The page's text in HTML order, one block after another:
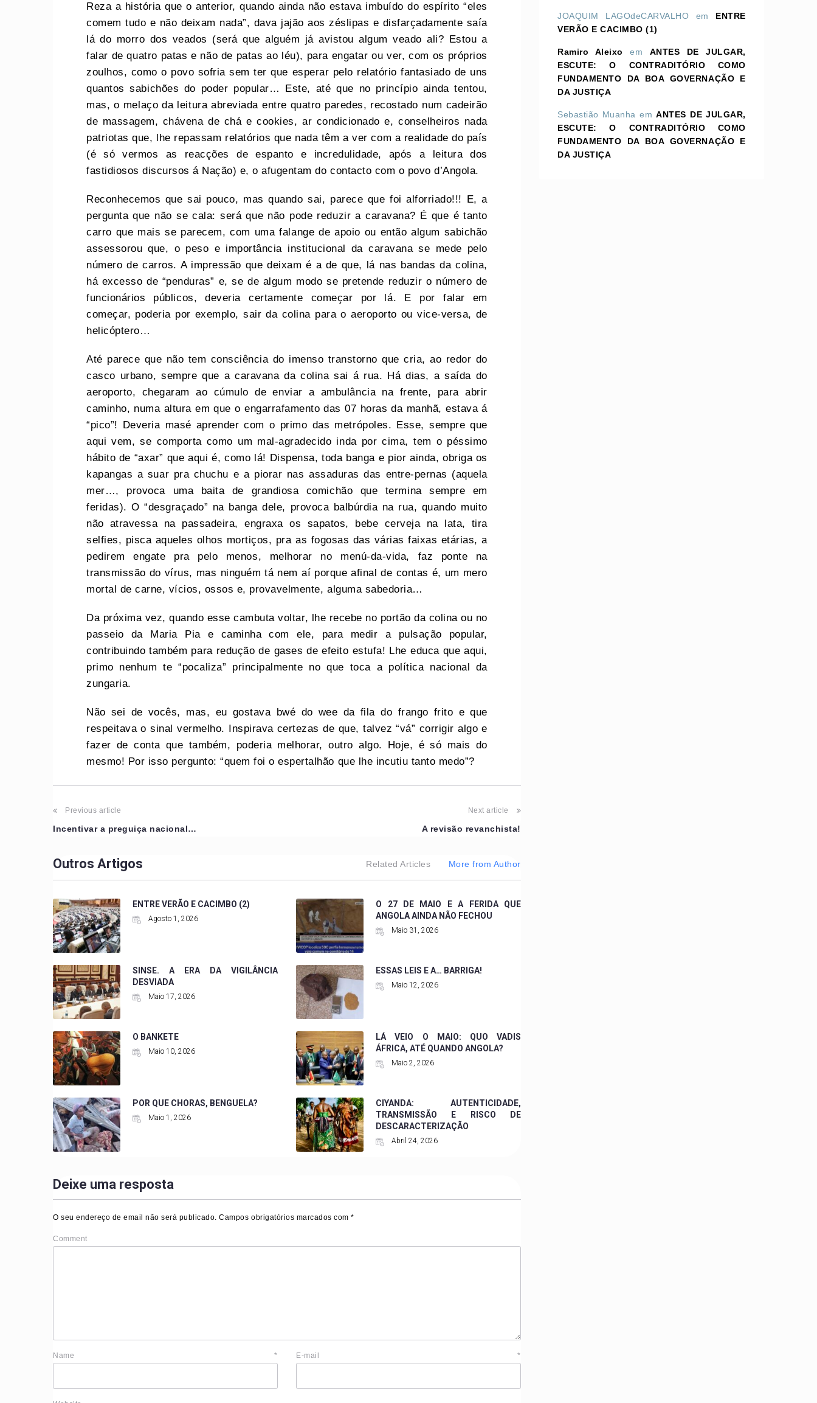
Reza a história que o anterior, quando ainda não estava imbuído do espírito “eles
comem tudo e não deixam nada”, dava jajão aos zéslipas e disfarçadamente saía
lá do morro dos veados (será que alguém já avistou algum veado ali? Estou a
falar de quatro patas e não de patas ao léu), para engatar ou ver, com os próprios
zoulhos, como o povo sofria sem ter que esperar pelo relatório fantasiado de uns
quantos sabichões do poder popular… Este, até que no princípio ainda tentou,
mas, o melaço da leitura abreviada entre quatro paredes, recostado num cadeirão
de massagem, chávena de chá e cookies, ar condicionado e, conselheiros nada
patriotas que, lhe repassam relatórios que nada têm a ver com a realidade do país
(é só vermos as reacções de espanto e incredulidade, após a leitura dos
fastidiosos discursos á Nação) e, o afugentam do contacto com o povo d’Angola.
Reconhecemos que sai pouco, mas quando sai, parece que foi alforriado!!! E, a
pergunta que não se cala: será que não pode reduzir a caravana? É que é tanto
carro que mais se parecem, com uma falange de apoio ou então algum sabichão
assessorou que, o peso e importância institucional da caravana se mede pelo
número de carros. A impressão que deixam é a de que, lá nas bandas da colina,
há excesso de “penduras” e, se de algum modo se pretende reduzir o número de
funcionários públicos, deveria certamente começar por lá. E por falar em
começar, poderia por exemplo, sair da colina para o aeroporto ou vice-versa, de
helicóptero…
Até parece que não tem consciência do imenso transtorno que cria, ao redor do
casco urbano, sempre que a caravana da colina sai á rua. Há dias, a saída do
aeroporto, chegaram ao cúmulo de enviar a ambulância na frente, para abrir
caminho, numa altura em que o engarrafamento das 07 horas da manhã, estava á
“pico”! Deveria masé aprender com o primo das metrópoles. Esse, sempre que
aqui vem, se comporta como um mal-agradecido inda por cima, tem o péssimo
hábito de “axar” que aqui é, como lá! Dispensa, toda banga e pior ainda, obriga os
kapangas a suar pra chuchu e a piorar nas assaduras das entre-pernas (aquela
mer…, provoca uma baita de grandiosa comichão que termina sempre em
feridas). O “desgraçado” na banga dele, provoca balbúrdia na rua, quando muito
não atravessa na passadeira, engraxa os sapatos, bebe cerveja na lata, tira
selfies, pisca aqueles olhos mortiços, pra as fogosas das várias faixas etárias, a
pedirem engate pra pelo menos, melhorar no menú-da-vida, faz ponte na
transmissão do vírus, mas ninguém tá nem aí porque afinal de contas é, um mero
mortal de carne, vícios, ossos e, provavelmente, alguma sabedoria…
Da próxima vez, quando esse cambuta voltar, lhe recebe no portão da colina ou no
passeio da Maria Pia e caminha com ele, para medir a pulsação popular,
contribuindo também para redução de gases de efeito estufa! Lhe educa que aqui,
primo nenhum te “pocaliza” principalmente no que toca a política nacional da
zungaria.
Não sei de vocês, mas, eu gostava bwé do wee da fila do frango frito e que
respeitava o sinal vermelho. Inspirava certezas de que, talvez “vá” corrigir algo e
fazer de conta que também, poderia melhorar, outro algo. Hoje, é só mais do
mesmo! Por isso pergunto: “quem foi o espertalhão que lhe incutiu tanto medo”?
Previous article
Incentivar a preguiça nacional…
Next article
A revisão revanchista!
Outros Artigos Related Articles More from Author
ENTRE VERÃO E CACIMBO (2)
Agosto 1, 2026
O 27 DE MAIO E A FERIDA QUE
ANGOLA AINDA NÃO FECHOU
Maio 31, 2026
SINSE. A ERA DA VIGILÂNCIA
DESVIADA
Maio 17, 2026
ESSAS LEIS E A… BARRIGA!
Maio 12, 2026
O BANKETE
Maio 10, 2026
LÁ VEIO O MAIO: QUO VADIS
ÁFRICA, ATÉ QUANDO ANGOLA?
Maio 2, 2026
POR QUE CHORAS, BENGUELA?
Maio 1, 2026
CIYANDA: AUTENTICIDADE,
TRANSMISSÃO E RISCO DE
DESCARACTERIZAÇÃO
Abril 24, 2026
Deixe uma resposta
O seu endereço de email não será publicado. Campos obrigatórios marcados com*
Comment
Name* E-mail*
JOAQUIM LAGOdeCARVALHO em ENTRE
VERÃO E CACIMBO (1)
Ramiro Aleixo em ANTES DE JULGAR,
ESCUTE: O CONTRADITÓRIO COMO
FUNDAMENTO DA BOA GOVERNAÇÃO E
DA JUSTIÇA
Sebastião Muanha emANTES DE JULGAR,
ESCUTE: O CONTRADITÓRIO COMO
FUNDAMENTO DA BOA GOVERNAÇÃO E
DA JUSTIÇA